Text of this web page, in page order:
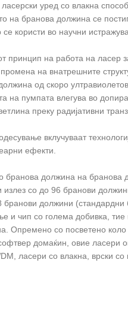
уред со влакна
на бранова должина се
користи во научни
на работа на ласер
на внатрешните
од скоро
на пумпата влегува во
преку радијативни
вклучуваат
ефекти.
бранова должина на бранова
излез со до 96 бранови
должини
и чип со голема добивка,
Опремено со посветено коло
домаќин, овие ласери
ласери со влакна, врски со